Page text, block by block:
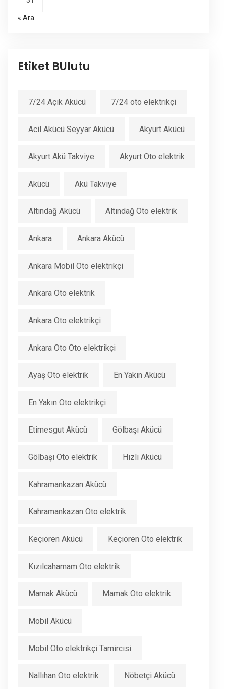
« Ara
Etiket BUlutu
7/24 Açık Akücü 7/24 oto elektrikçi
Acil Akücü Seyyar Akücü Akyurt Akücü
Akyurt Akü Takviye Akyurt Oto elektrik
Akücü Akü Takviye
Altındağ Akücü Altındağ Oto elektrik
Ankara Ankara Akücü
Ankara Mobil Oto elektrikçi
Ankara Oto elektrik
Ankara Oto elektrikçi
Ankara Oto Oto elektrikçi
Ayaş Oto elektrik En Yakın Akücü
En Yakın Oto elektrikçi
Etimesgut Akücü Gölbaşı Akücü
Gölbaşı Oto elektrik Hızlı Akücü
Kahramankazan Akücü
Kahramankazan Oto elektrik
Keçiören Akücü Keçiören Oto elektrik
Kızılcahamam Oto elektrik
Mamak Akücü Mamak Oto elektrik
Mobil Akücü
Mobil Oto elektrikçi Tamircisi
Nallıhan Oto elektrik Nöbetçi Akücü